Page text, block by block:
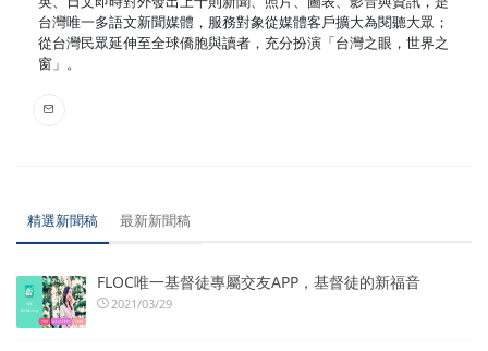
台灣唯一多語文新聞媒體，服務對象從媒體客戶擴大為閱聽大眾；
從台灣民眾延伸至全球僑胞與讀者，充分扮演「台灣之眼，世界之
窗」。
精選新聞稿 最新新聞稿
FLOC唯一基督徒專屬交友APP，基督徒的新福音
2021/03/29